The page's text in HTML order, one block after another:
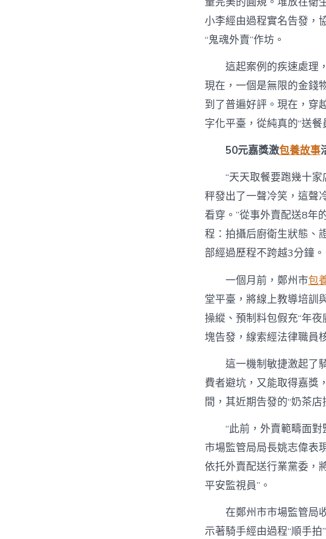
小李經由過程實名告發，
“鬼魂外賣”作坊。
這起案例的疾速處理
現在，一個是無限的金錢
到了普遍好評。現在，穿
字化平臺，從純真的“送餐
50元嘉獎激包養故事
“天天取餐要跑幾十
秤發出了一聲冷笑，這聲
看穿。”從事外賣配送8年
程：拍攝后廚衛生狀態、
部經過歷程不跨越3分鐘。
一個月前，鄭州市包
堂平臺，將線上教導培訓
操縱、預制料包假充“年
塊告發，線索經法律職員
這一機制敏捷激起了
費者避坑，又能取得嘉獎
間，其近期告發的“奶茶
“此前，外賣範疇面
市場監管局局長姚志偉表
依托外賣配送行業黨委，
平安監視員”。
在鄭州市市場監管局
示著騎手經由過程“順手